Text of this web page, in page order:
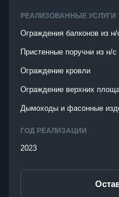
РЕАЛИЗОВАННЫЕ УСЛУГИ
Ограждения балконов из н/
Пристенные поручни из н/с
Ограждение кровли
Ограждение верхних
Дымоходы и фасонные
ГОД РЕАЛИЗАЦИИ
2023